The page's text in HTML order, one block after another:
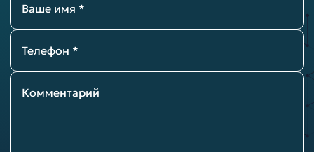
Ваше имя *
Телефон *
Комментарий